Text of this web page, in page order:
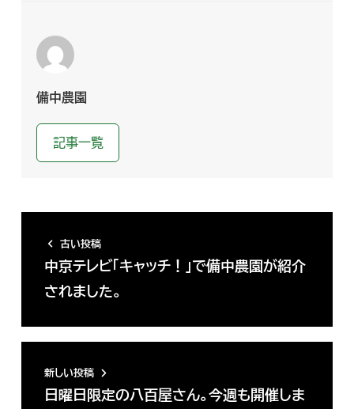
備中農園
記事一覧
古い投稿
中京テレビ「キャッチ！」で備中農園が紹介
されました。
新しい投稿
日曜日限定の八百屋さん。今週も開催しま